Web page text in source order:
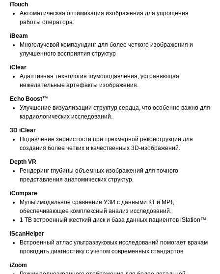
iTouch
Автоматическая оптимизация изображения для упрощения
работы оператора.
iBeam
Многолучевой компаундинг для более четкого изображения и
улучшенного восприятия структур
iClear
Адаптивная технология шумоподавления, устраняющая
нежелательные артефакты изображения.
Echo Boost™
Улучшение визуализации структур сердца, что особенно важно для
кардиологических исследований.
3D iClear
Подавление зернистости при трехмерной реконструкции для
создания более четких и качественных 3D-изображений.
Depth VR
Рендеринг глубины объемных изображений для точного
представления анатомических структур.
iCompare
Мультимодальное сравнение УЗИ с данными КТ и МРТ,
обеспечивающее комплексный анализ исследований.
1 TB встроенный жесткий диск и база данных пациентов iStation™
iScanHelper
Встроенный атлас ультразвуковых исследований помогает врачам
проводить диагностику с учетом современных стандартов.
iZoom